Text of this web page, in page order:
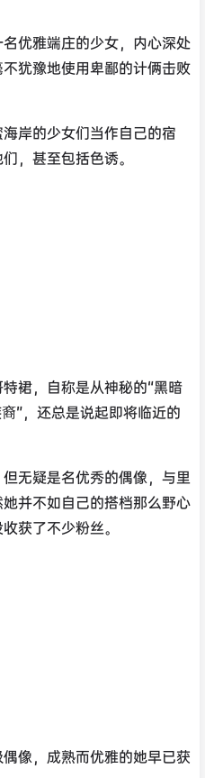
优雅端庄的少女，内心深处
犹豫地使用卑鄙的计俩击败
岸的少女们当作自己的宿
，甚至包括色诱。
裙，自称是从神秘的“黑暗
”，还总是说起即将临近的
无疑是名优秀的偶像，与里
并不如自己的搭档那么野心
获了不少粉丝。
像，成熟而优雅的她早已获